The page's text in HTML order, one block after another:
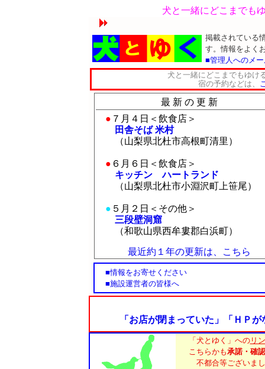
犬と一緒にどこまでも
掲載されている
す。情報をよく
■管理人へのメ
犬と一緒にどこまでもゆけ
宿の予約などは、
最 新 の 更 新
● ７月４日＜飲食店＞
田舎そば 米村
（山梨県北杜市高根町清里）
● ６月６日＜飲食店＞
キッチン ハートランド
（山梨県北杜市小淵沢町上笹尾）
● ５月２日＜その他＞
三段壁洞窟
（和歌山県西牟婁郡白浜町）
最近約１年の更新は、こちら
■情報をお寄せください
■施設運営者の皆様へ
「お店が閉まっていた」「ＨＰ
「犬とゆく」へのリ
こちらかも承諾・確
不都合等ございま